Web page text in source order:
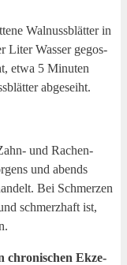
Wal­nuss­blät­ter in
Liter Was­ser gegos­
etwa 5 Minu­ten
abgeseiht.
und Rachen­
und abends
Bei Schmer­zen
schmerz­haft ist,
chro­ni­schen Ekze­